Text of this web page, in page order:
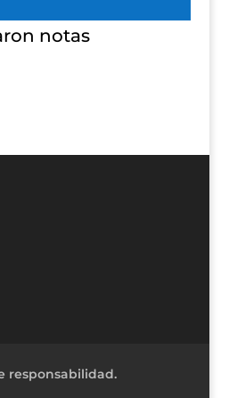
notas
responsabilidad.